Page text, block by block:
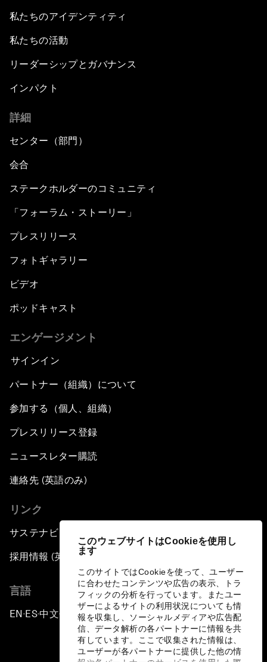
このウェブサイトはCookieを使用し
ます
このサイトではCookieを使って、ユーザー
に合わせたコンテンツや広告の表示、トラ
フィックの分析を行っています。またユー
ザーによるサイトの利用状況についても情
報を収集し、ソーシャルメディアや広告配
信、データ解析の各パートナーに情報を共
有しています。ここで収集された情報は、
ユーザーが各パートナーに提供した他の情
私たちのアイデンティティ
私たちの活動
リーダーシップとガバナンス
インパクト
詳細
センター（部門）
会合
ステークホルダーのコミュニティ
「フォーラム・ストーリー」
プレスリリース
フォトギャラリー
ビデオ
ポッドキャスト
エンゲージメント
サインイン
パートナー（組織）について
参加する（個人、組織）
プレスリリース登録
ニュースレター購読
連絡先 (英語のみ)
リンク
サステナビリティへの取り組み
採用情報 (英語のみ)
言語
EN ▪ ES▪中文▪ 日本語